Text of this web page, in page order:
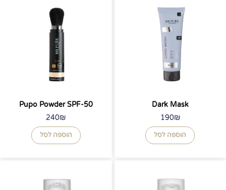
Dark Mask
190₪
הוספה לסל
Pupo Powder SPF-50
240₪
הוספה לסל